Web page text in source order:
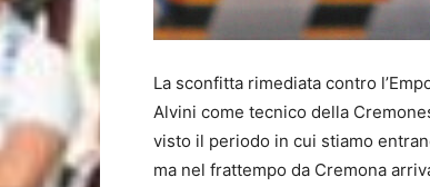
La sconfitta rimediata contro
Alvini come tecnico della
visto il periodo in cui stiamo
ma nel frattempo da Cremona